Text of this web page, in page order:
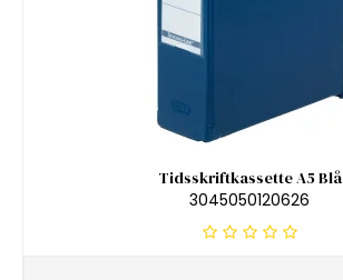
Tidsskriftkassette A5 Blå
3045050120626